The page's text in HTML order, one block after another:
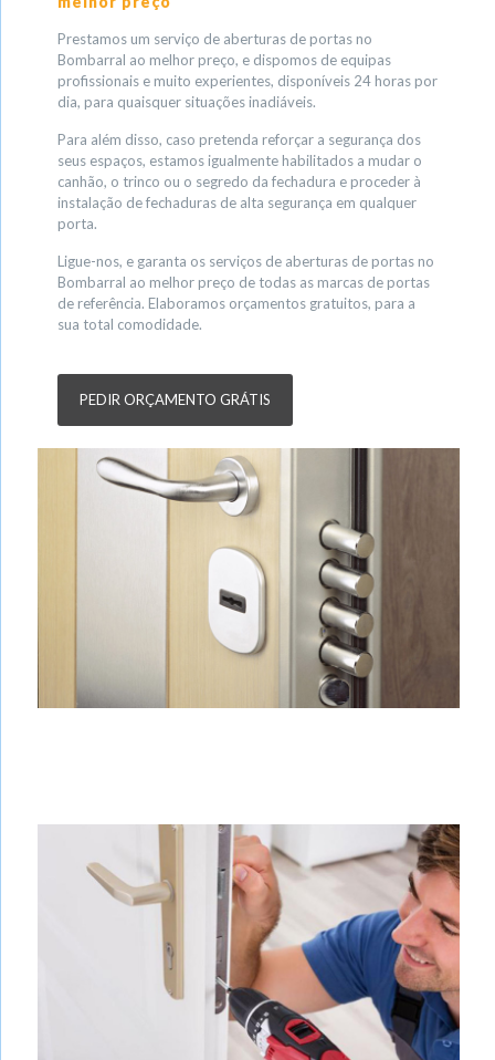
Prestamos um serviço de aberturas de portas no
Bombarral ao melhor preço, e dispomos de equipas
profissionais e muito experientes, disponíveis 24 horas por
dia, para quaisquer situações inadiáveis.
Para além disso, caso pretenda reforçar a segurança dos
seus espaços, estamos igualmente habilitados a mudar o
canhão, o trinco ou o segredo da fechadura e proceder à
instalação de fechaduras de alta segurança em qualquer
porta.
Ligue-nos, e garanta os serviços de aberturas de portas no
Bombarral ao melhor preço de todas as marcas de portas
de referência. Elaboramos orçamentos gratuitos, para a
sua total comodidade.
PEDIR ORÇAMENTO GRÁTIS